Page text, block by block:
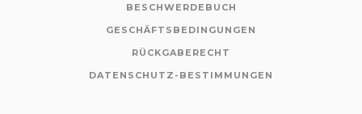
BESCHWERDEBUCH
GESCHÄFTSBEDINGUNGEN
RÜCKGABERECHT
DATENSCHUTZ-BESTIMMUNGEN